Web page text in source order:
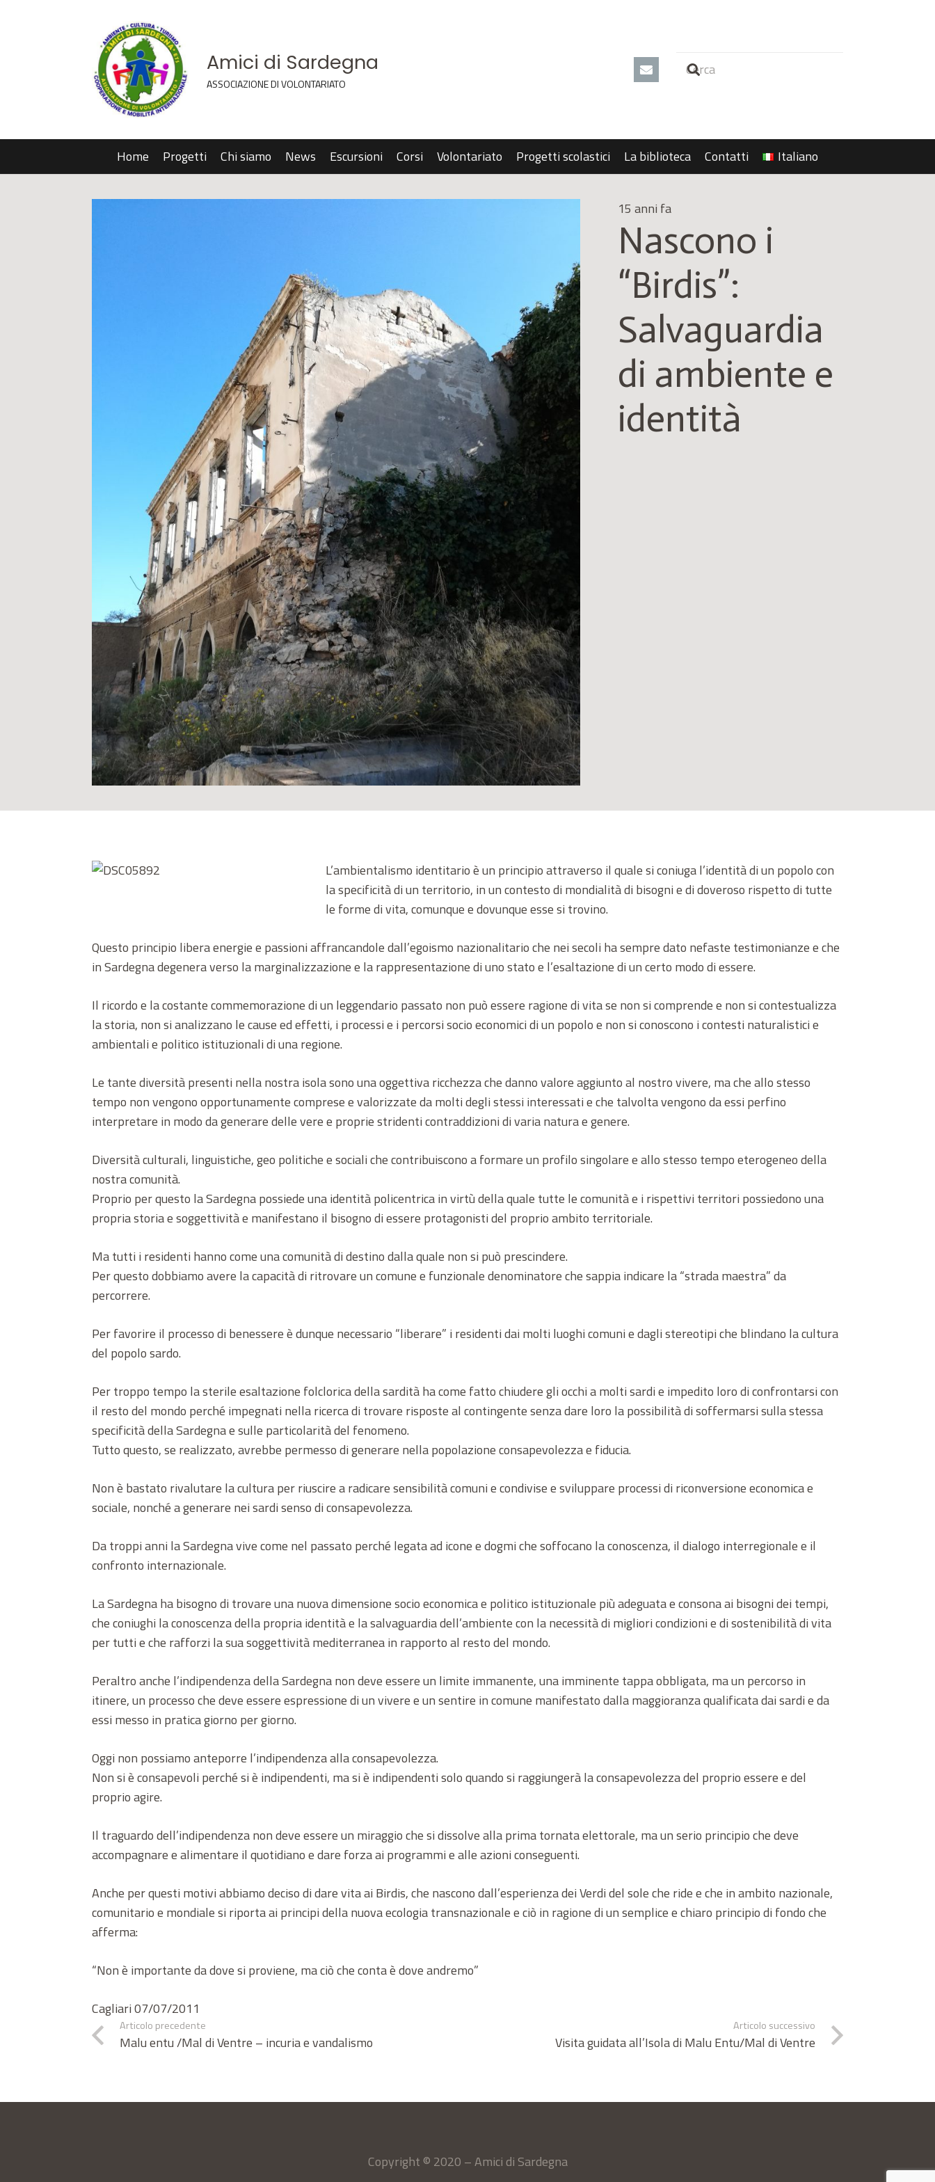
Amici di Sardegna
ASSOCIAZIONE DI VOLONTARIATO
Home Progetti Chi siamo News Escursioni Corsi Volontariato Progetti scolastici La biblioteca Contatti Italiano
15 anni fa
Nascono i
“Birdis”:
Salvaguardia
di ambiente e
identità
L’ambientalismo identitario è un principio attraverso il quale si coniuga l’identità di un popolo con
la specificità di un territorio, in un contesto di mondialità di bisogni e di doveroso rispetto di tutte
le forme di vita, comunque e dovunque esse si trovino.
Questo principio libera energie e passioni affrancandole dall’egoismo nazionalitario che nei secoli ha sempre dato nefaste testimonianze e che
in Sardegna degenera verso la marginalizzazione e la rappresentazione di uno stato e l’esaltazione di un certo modo di essere.
Il ricordo e la costante commemorazione di un leggendario passato non può essere ragione di vita se non si comprende e non si contestualizza
la storia, non si analizzano le cause ed effetti, i processi e i percorsi socio economici di un popolo e non si conoscono i contesti naturalistici e
ambientali e politico istituzionali di una regione.
Le tante diversità presenti nella nostra isola sono una oggettiva ricchezza che danno valore aggiunto al nostro vivere, ma che allo stesso
tempo non vengono opportunamente comprese e valorizzate da molti degli stessi interessati e che talvolta vengono da essi perfino
interpretare in modo da generare delle vere e proprie stridenti contraddizioni di varia natura e genere.
Diversità culturali, linguistiche, geo politiche e sociali che contribuiscono a formare un profilo singolare e allo stesso tempo eterogeneo della
nostra comunità.
Proprio per questo la Sardegna possiede una identità policentrica in virtù della quale tutte le comunità e i rispettivi territori possiedono una
propria storia e soggettività e manifestano il bisogno di essere protagonisti del proprio ambito territoriale.
Ma tutti i residenti hanno come una comunità di destino dalla quale non si può prescindere.
Per questo dobbiamo avere la capacità di ritrovare un comune e funzionale denominatore che sappia indicare la “strada maestra” da
percorrere.
Per favorire il processo di benessere è dunque necessario “liberare” i residenti dai molti luoghi comuni e dagli stereotipi che blindano la cultura
del popolo sardo.
Per troppo tempo la sterile esaltazione folclorica della sardità ha come fatto chiudere gli occhi a molti sardi e impedito loro di confrontarsi con
il resto del mondo perché impegnati nella ricerca di trovare risposte al contingente senza dare loro la possibilità di soffermarsi sulla stessa
specificità della Sardegna e sulle particolarità del fenomeno.
Tutto questo, se realizzato, avrebbe permesso di generare nella popolazione consapevolezza e fiducia.
Non è bastato rivalutare la cultura per riuscire a radicare sensibilità comuni e condivise e sviluppare processi di riconversione economica e
sociale, nonché a generare nei sardi senso di consapevolezza.
Da troppi anni la Sardegna vive come nel passato perché legata ad icone e dogmi che soffocano la conoscenza, il dialogo interregionale e il
confronto internazionale.
La Sardegna ha bisogno di trovare una nuova dimensione socio economica e politico istituzionale più adeguata e consona ai bisogni dei tempi,
che coniughi la conoscenza della propria identità e la salvaguardia dell’ambiente con la necessità di migliori condizioni e di sostenibilità di vita
per tutti e che rafforzi la sua soggettività mediterranea in rapporto al resto del mondo.
Peraltro anche l’indipendenza della Sardegna non deve essere un limite immanente, una imminente tappa obbligata, ma un percorso in
itinere, un processo che deve essere espressione di un vivere e un sentire in comune manifestato dalla maggioranza qualificata dai sardi e da
essi messo in pratica giorno per giorno.
Oggi non possiamo anteporre l’indipendenza alla consapevolezza.
Non si è consapevoli perché si è indipendenti, ma si è indipendenti solo quando si raggiungerà la consapevolezza del proprio essere e del
proprio agire.
Il traguardo dell’indipendenza non deve essere un miraggio che si dissolve alla prima tornata elettorale, ma un serio principio che deve
accompagnare e alimentare il quotidiano e dare forza ai programmi e alle azioni conseguenti.
Anche per questi motivi abbiamo deciso di dare vita ai Birdis, che nascono dall’esperienza dei Verdi del sole che ride e che in ambito nazionale,
comunitario e mondiale si riporta ai principi della nuova ecologia transnazionale e ciò in ragione di un semplice e chiaro principio di fondo che
afferma:
“Non è importante da dove si proviene, ma ciò che conta è dove andremo”
Cagliari 07/07/2011
Articolo precedente
Malu entu /Mal di Ventre – incuria e vandalismo
Articolo successivo
Visita guidata all’Isola di Malu Entu/Mal di Ventre
Copyright © 2020 – Amici di Sardegna